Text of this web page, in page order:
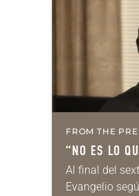
resultan tan
sacerdote, el
FROM THE
“NO ES LO
Al final del
Evangelio